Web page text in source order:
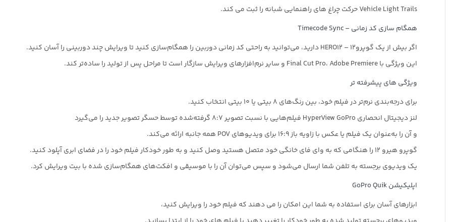
Vehicle Light Trails حرکت چراغ های راهنمایی شبانه را ثبت می کند.
همگام سازی کد زمانی – Timecode Sync
اگر بیش از یک گوپرو12 – HERO12 دارید، می‌توانید به راحتی کد زمانی دوربین را همگام‌سازی کنید تا ویرایش چند دوربینی را آسان کنید.
این ویژگی با Final Cut Pro، Adobe Premiere و سایر نرم‌افزارهای ویرایش سازگار است تا مراحل پس از تولید را ساده‌تر کند.
ویژگی های پیشرفته تر
برای درجه‌بندی نرم‌تر در فیلم خود، بین رنگ‌های ۸ بیتی یا ۱۰ بیتی انتخاب کنید.
لنز دیجیتال انحصاری HyperView GoPro فیلم‌هایی با نسبت تصویر 8:7 گرفته‌شده توسط حسگر تصویر جدید را می‌گیرد
و آن را به‌عنوان یک فیلم یا عکس با زاویه باز 16:9 برای ویدیوهای POV همه جانبه ارائه می‌کند.
گوپرو هیرو 12 را هنگامی که به وای فای خانگی خود متصل هستید وصل کنید و به طور خودکار فیلم خود را در فضای ابری آپلود کنید.
یک ویدیوی برجسته به تلفن شما ارسال می‌شود و سپس می‌توان آن را با موسیقی و افکت‌های همگام‌سازی شده با بیت ویرایش کرد.
اپلیکیشن GoPro Quik
ابزارهای آسان برای استفاده به شما این امکان را می دهند که فیلم خود را ویرایش کنید،